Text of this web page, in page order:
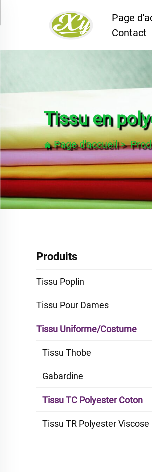
Page
Contact
Tissu en
Page d'accueil>
Produits
Tissu Poplin
Tissu Pour Dames
Tissu Uniforme/Costume
Tissu Thobe
Gabardine
Tissu TC Polyester Coton
Tissu TR Polyester Viscose